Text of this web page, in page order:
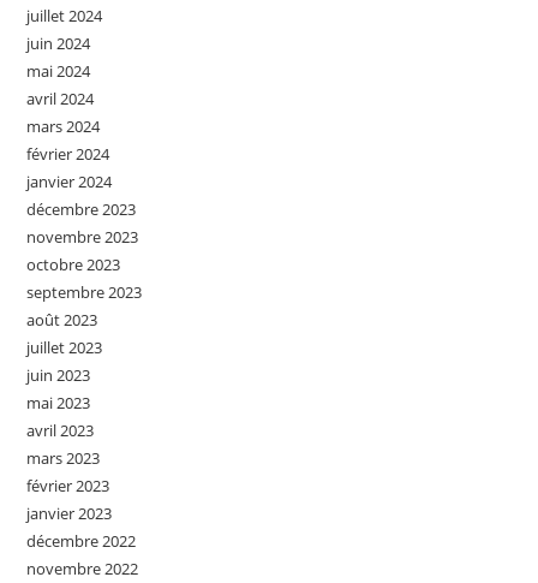
juillet 2024
juin 2024
mai 2024
avril 2024
mars 2024
février 2024
janvier 2024
décembre 2023
novembre 2023
octobre 2023
septembre 2023
août 2023
juillet 2023
juin 2023
mai 2023
avril 2023
mars 2023
février 2023
janvier 2023
décembre 2022
novembre 2022